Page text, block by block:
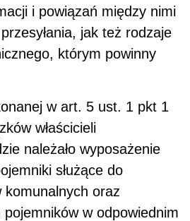
i powiązań między nimi
jak też rodzaje
którym powinny
w art. 5 ust. 1 pkt 1
właścicieli
należało wyposażenie
służące do
komunalnych oraz
w odpowiednim